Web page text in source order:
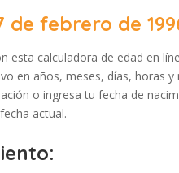
de febrero de
esta calculadora de edad en
en años, meses, días, horas y
o ingresa tu fecha de
actual.